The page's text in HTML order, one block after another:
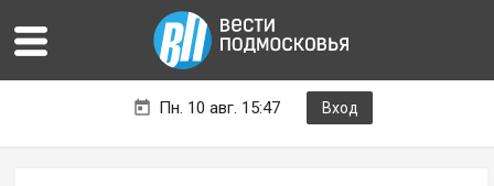
Пн. 10 авг. 15:47 Вход